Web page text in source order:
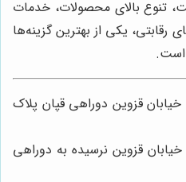
تنوع بالای محصولات، خدمات
یکی از بهترین گزینه‌ها
است.
قزوین دوراهی قپان پلاک
قزوین نرسیده به دوراهی